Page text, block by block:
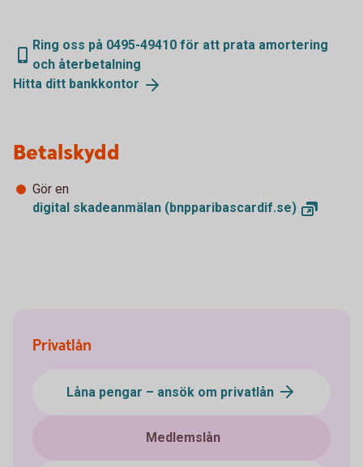
Ring oss på 0495-49410 för att prata amortering
och återbetalning
Hitta ditt bankkontor
Betalskydd
Gör en
digital skadeanmälan (bnpparibascardif.se)
Privatlån
Låna pengar – ansök om privatlån
Medlemslån